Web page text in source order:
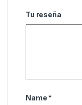
Tu reseña
Name *